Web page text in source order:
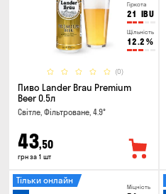
Гіркота
21 IBU
Щільність
12.2 %
(0)
Пиво Lander Brau Premium
Beer 0.5л
Світле, Фільтроване, 4.9°
43,50
грн за 1 шт
Міцність
Тільки онлайн